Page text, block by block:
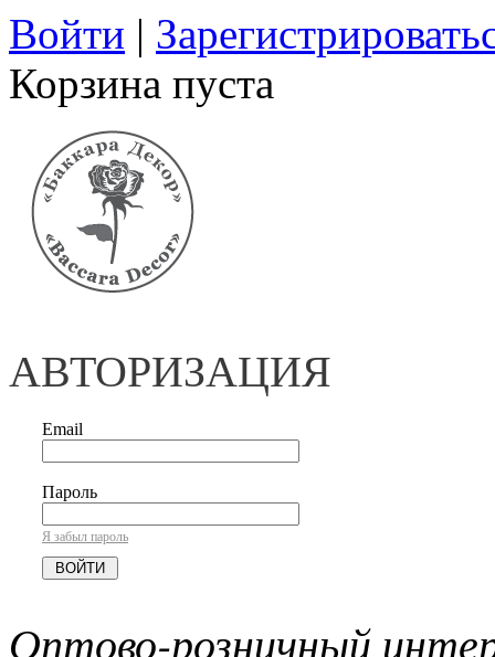
Войти |
Корзина пуста
АВТОРИЗАЦИЯ
Email
Пароль
Я забыл пароль
Оптово-розничный